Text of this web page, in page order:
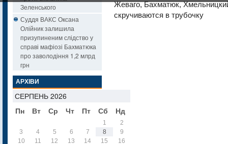
Зеленського
Суддя ВАКС Оксана
Олійник залишила
призупиненим слідство у
справі мафіозі Бахматюка
про заволодіння 1,2 млрд
грн
АРХІВИ
СЕРПЕНЬ 2026
Пн
Вт Ср Чт Пт Сб Нд
1
2
3
4 5 6 7 8
9
10
11 12 13 14 15
16
Жеваго, Бахматюк,
скручиваются в трубочку